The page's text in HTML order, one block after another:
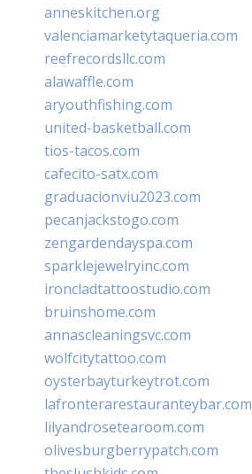
anneskitchen.org
valenciamarketytaqueria.com
reefrecordsllc.com
alawaffle.com
aryouthfishing.com
united-basketball.com
tios-tacos.com
cafecito-satx.com
graduacionviu2023.com
pecanjackstogo.com
zengardendayspa.com
sparklejewelryinc.com
ironcladtattoostudio.com
bruinshome.com
annascleaningsvc.com
wolfcitytattoo.com
oysterbayturkeytrot.com
lafronterarestauranteybar.com
lilyandrosetearoom.com
olivesburgberrypatch.com